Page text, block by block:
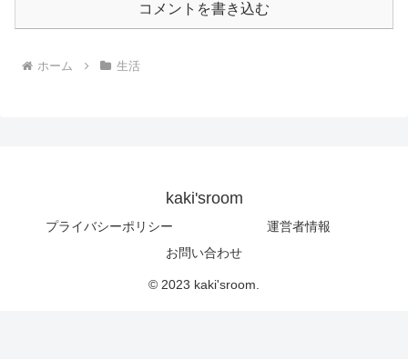
コメントを書き込む
ホーム 生活
kaki'sroom
プライバシーポリシー
運営者情報
お問い合わせ
© 2023 kaki'sroom.